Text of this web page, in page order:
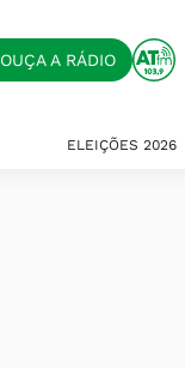
OUÇA A RÁDIO
ELEIÇÕES 2026